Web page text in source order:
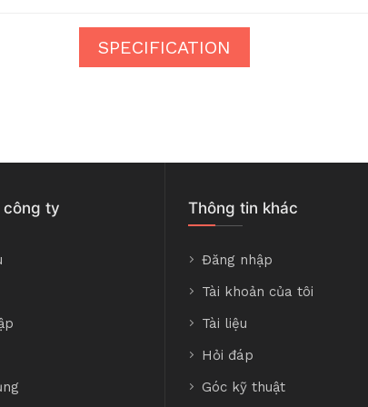
SPECIFICATION
công ty Thông tin khác
Đăng nhập
Tài khoản của tôi
Tài liệu
Hỏi đáp
Góc kỹ thuật